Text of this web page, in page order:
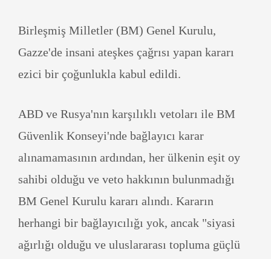
Birleşmiş Milletler (BM) Genel Kurulu,
Gazze'de insani ateşkes çağrısı yapan kararı
ezici bir çoğunlukla kabul edildi.
ABD ve Rusya'nın karşılıklı vetoları ile BM
Güvenlik Konseyi'nde bağlayıcı karar
alınamamasının ardından, her ülkenin eşit oy
sahibi olduğu ve veto hakkının bulunmadığı
BM Genel Kurulu kararı alındı. Kararın
herhangi bir bağlayıcılığı yok, ancak "siyasi
ağırlığı olduğu ve uluslararası topluma güçlü